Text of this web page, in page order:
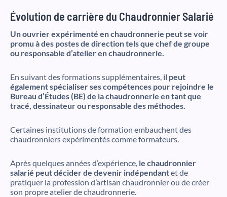
Évolution de carrière du Chaudronnier Salarié
Un ouvrier expérimenté en chaudronnerie peut se voir
promu à des postes de direction tels que chef de groupe
ou responsable d’atelier en chaudronnerie.
En suivant des formations supplémentaires, il peut
également spécialiser ses compétences pour rejoindre le
Bureau d’Études (BE) de la chaudronnerie en tant que
tracé, dessinateur ou responsable des méthodes.
Certaines institutions de formation embauchent des
chaudronniers expérimentés comme formateurs.
Après quelques années d’expérience, le chaudronnier
salarié peut décider de devenir indépendantet de
pratiquer la profession d’artisan chaudronnier ou de créer
son propre atelier de chaudronnerie.